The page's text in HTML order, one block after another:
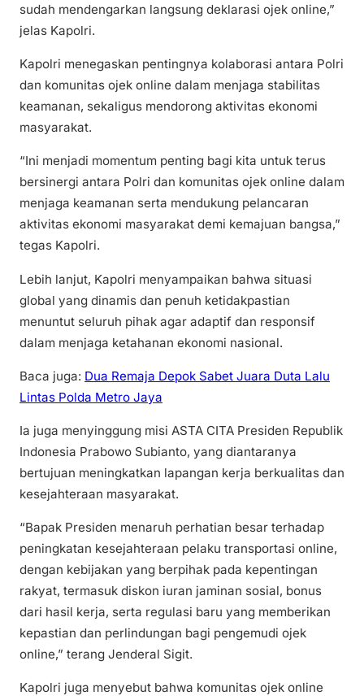
sudah mendengarkan langsung deklarasi ojek online,”
jelas Kapolri.
Kapolri menegaskan pentingnya kolaborasi antara Polri
dan komunitas ojek online dalam menjaga stabilitas
keamanan, sekaligus mendorong aktivitas ekonomi
masyarakat.
“Ini menjadi momentum penting bagi kita untuk terus
bersinergi antara Polri dan komunitas ojek online dalam
menjaga keamanan serta mendukung pelancaran
aktivitas ekonomi masyarakat demi kemajuan bangsa,”
tegas Kapolri.
Lebih lanjut, Kapolri menyampaikan bahwa situasi
global yang dinamis dan penuh ketidakpastian
menuntut seluruh pihak agar adaptif dan responsif
dalam menjaga ketahanan ekonomi nasional.
Baca juga: Dua Remaja Depok Sabet Juara Duta Lalu
Lintas Polda Metro Jaya
Ia juga menyinggung misi ASTA CITA Presiden Republik
Indonesia Prabowo Subianto, yang diantaranya
bertujuan meningkatkan lapangan kerja berkualitas dan
kesejahteraan masyarakat.
“Bapak Presiden menaruh perhatian besar terhadap
peningkatan kesejahteraan pelaku transportasi online,
dengan kebijakan yang berpihak pada kepentingan
rakyat, termasuk diskon iuran jaminan sosial, bonus
dari hasil kerja, serta regulasi baru yang memberikan
kepastian dan perlindungan bagi pengemudi ojek
online,” terang Jenderal Sigit.
Kapolri juga menyebut bahwa komunitas ojek online